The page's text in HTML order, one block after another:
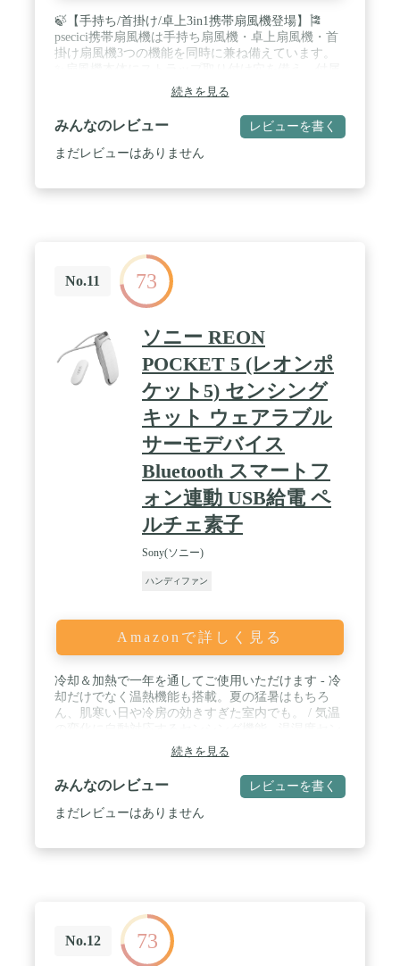
🍃【手持ち/首掛け/卓上3in1携帯扇風機登場】🎏
psecici携帯扇風機は手持ち扇風機・卓上扇風機・首
掛け扇風機3つの機能を同時に兼ね備えています。
のストラップと併用すると首掛け扇風機として使
え、両手が解放するため、長時間使っても疲れにく
く、作業中やスポーツなどの場合に勧めします。
【180°折り畳め】伝統の卓上扇風機と違う、弊社の
扇風機は折り畳むことで卓上機能を実現します。上
②アップルの電源アダプターをご使用しないでくだ
さい。③必ず5v/2Aもしくは5v/１Aの外部電源と接
続してください。 / 🍃【20dB超静音&2023革新なブ
ラシレスモーター採用&長時間稼働】🏆当店のハン
しており、高耐久性、ハイパワー、静音・低騒音な
ど優れた特徴を兼ね備えます。市販のブラシレスモ
ータとは異なり、当社のブラシレスモータは軸受に
溝付き構造により、摩擦を大幅に低減し、発熱を減
少し、効率を高め、モーターの耐久性を向上させ、
低騒音運転を確保します。弱モードでは運転音は20
デシベル程度と低く、学習や仕事中にもパワフル涼
しい風が届けます。🔋内蔵バッテリの容量は高くあ
りませんが、市場の大容量扇風機に匹敵する同等の
稼働時間を持ち、弱モードでは最大16時間連続稼働
可能、フル充電は僅か３～４時間かかり、消費電力
を低減できる省エネハンディ扇風機です。 / 🍃【4
段階風量切替&7枚羽根&流線型設計】🎐手持ち扇風
機は弱・中・強・超強の4段階の風量調節機能が搭
い風からパワフルな風まできめ細かく風量を調節す
や図書館でも快適に過ごせます。夏場の野外では4
段目の超強風でパワフル送風し、猛暑でもより爽や
手持ち扇風機は7枚羽根を採用、羽根全体を流線型
デザインにすることで、羽根の中心を効率的に活用
して風を集めます。空気抵抗を減らすことで、風速
を生み出します。 / 🍃【USB充電式&コンパクトな
小型扇風機】⚡手持ち扇風機はUSBポートを搭載、
多様な充電方法に対応、パソコンや充電器、モバイ
ルバッテリーで充電可能で、送風しながら充電も可
能で、お出かけ時も安心です。💼軽量＆コンパクト
利！移動中に暑い外から室内に入った際に顔や首に
解消はもちろん、アウトドアでの暑さ対策や熱中症
対策にも一役買ったりと、いろいろなシーンで使え
るのが魅力です。 / 🍃【安全性と品質を重視 取り
続きを見る
みんなのレビュー レビューを書く
まだレビューはありません
No.11 73
ソニー REON
POCKET 5 (レオンポ
ケット5) センシング
キット ウェアラブル
サーモデバイス
Bluetooth スマートフ
ォン連動 USB給電 ペ
ルチェ素子
Sony(ソニー)
ハンディファン
Amazonで詳しく見る
冷却＆加熱で一年を通してご使用いただけます - 冷
却だけでなく温熱機能も搭載。夏の猛暑はもちろ
ん、肌寒い日や冷房の効きすぎた室内でも。 / 気温
サーが周囲の環境を検知し、冷却・温熱を自動で切
り替え。猛暑だけでなく、寒暖差の激しい日でも常
に快適な温度をキープ。 / 長時間使用可能なバッテ
リー - 最大約7時間の連続使用が可能。通勤・通
学・屋外作業にも安心。 / スマホアプリで簡単操作
続きを見る
みんなのレビュー レビューを書く
まだレビューはありません
No.12 73